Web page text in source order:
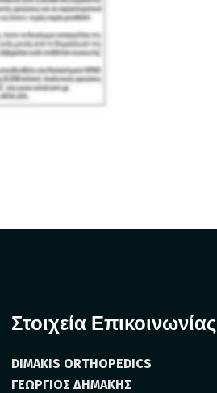
Στοιχεία Επικοινωνίας
DIMAKIS ORTHOPEDICS
ΓΕΩΡΓΙΟΣ ΔΗΜΑΚΗΣ